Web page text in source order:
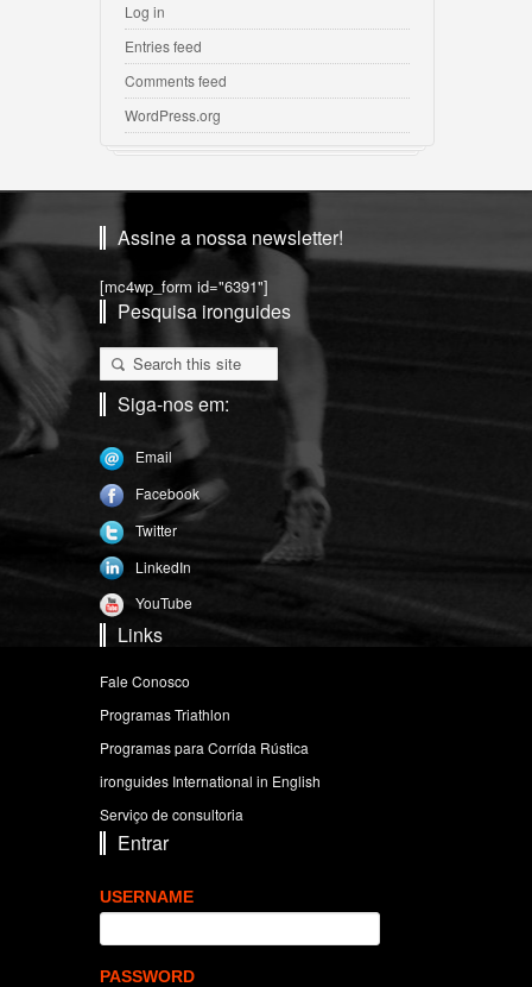
Log in
Entries feed
Comments feed
WordPress.org
Assine a nossa newsletter!
[mc4wp_form id="6391"]
Pesquisa ironguides
Siga-nos em:
Email
Facebook
Twitter
LinkedIn
YouTube
Links
Fale Conosco
Programas Triathlon
Programas para Corrída Rústica
ironguides International in English
Serviço de consultoria
Entrar
USERNAME
PASSWORD